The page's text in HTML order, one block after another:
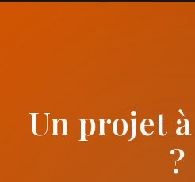
Un projet
?